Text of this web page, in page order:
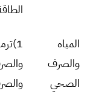
المياه
والصرف
الصحي